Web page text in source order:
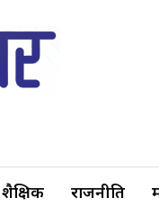
शैक्षिक राजनीति